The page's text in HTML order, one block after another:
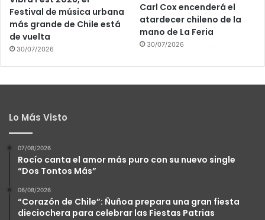
Festival de música urbana
más grande de Chile está
de vuelta
30/07/2026
Carl Cox encenderá el
atardecer chileno de la
mano de La Feria
30/07/2026
Lo Más Visto
07/08/2026
Rocío canta el amor más puro con su nuevo single
“Dos Tontos Más”
06/08/2026
“Corazón de Chile”: Ñuñoa prepara una gran fiesta
dieciochera para celebrar las Fiestas Patrias